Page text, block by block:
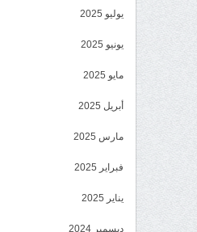
يوليو 2025
يونيو 2025
مايو 2025
أبريل 2025
مارس 2025
فبراير 2025
يناير 2025
ديسمبر 2024